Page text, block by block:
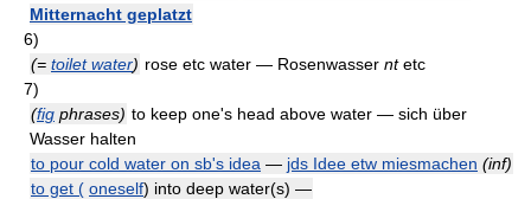
Mitternacht geplatzt
6)
(= toilet water) rose etc water — Rosenwasser ntetc
7)
(fig phrases) to keep one's head above water — sich über
Wasser halten
to pour cold water on sb's idea — jds Idee etw miesmachen (inf)
to get ( oneself) into deep water(s) —